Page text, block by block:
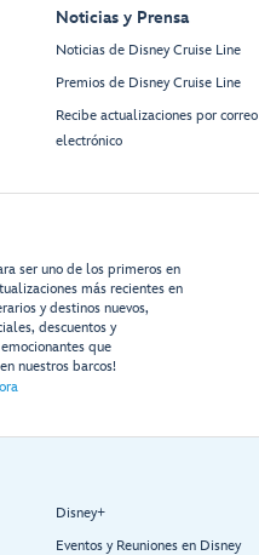
Noticias y Prensa
Noticias de Disney Cruise Line
Premios de Disney Cruise Line
Recibe actualizaciones por correo
electrónico
ser uno de los primeros en
más recientes en
y destinos nuevos,
descuentos y
que
nuestros barcos!
Disney+
Eventos y Reuniones en Disney